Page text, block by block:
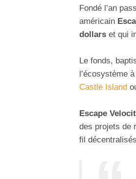
Fondé l’an
américain
dollars et qui
Le fonds,
l’écosystème
Castle Island
Escape
des projets de
fil